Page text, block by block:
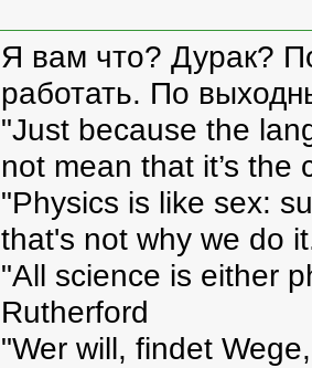
Я вам что? Дурак?
работать. По
"Just because the
not mean that it’s the
"Physics is like sex:
that's not why we do
"All science is either
Rutherford
"Wer will, findet